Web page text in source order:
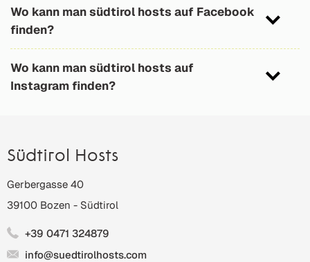
und enthält tolle Inhalte rund um die südtirol
hosts Vermieter, sowie rund um den Urlaub in
Südtirol zu den jeweils passenden Jahreszeiten.
Also richtige Insidertipps!!
Wo kann man südtirol hosts auf Facebook
finden?
einen Like, wir freuen uns! >>
https://www.facebook.com/suedtirolprivat
Wo kann man südtirol hosts auf
Instagram finden?
>>https://www.instagram.com/suedtirolhosts
Südtirol Hosts
Gerbergasse 40
39100 Bozen - Südtirol
+39 0471 324879
info@suedtirolhosts.com